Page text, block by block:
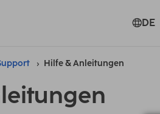
DE
Hilfe & Anleitungen